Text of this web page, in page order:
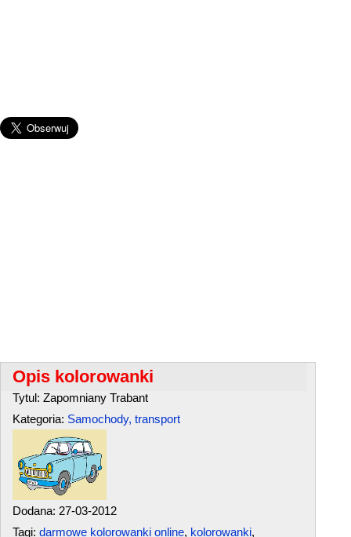
Opis kolorowanki
Tytul: Zapomniany Trabant
Kategoria: Samochody, transport
Dodana: 27-03-2012
Tagi: darmowe kolorowanki online, kolorowanki,